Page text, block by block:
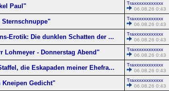
Paul"
Traxxxxxxxxxxxx
06.08.26 0:43
Sternschnuppe"
Traxxxxxxxxxxxx
06.08.26 0:43
Erotik: Die dunklen Schatten der ...
Traxxxxxxxxxxxx
06.08.26 0:43
Lohmeyer - Donnerstag Abend"
Traxxxxxxxxxxxx
06.08.26 0:43
die Eskapaden meiner Ehefra...
Traxxxxxxxxxxxx
06.08.26 0:43
Kneipen Gedicht"
Traxxxxxxxxxxxx
06.08.26 0:43